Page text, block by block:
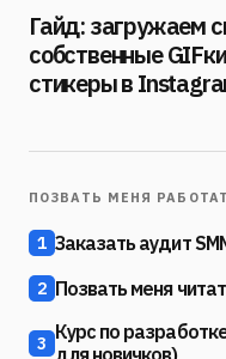
Гайд: загружаем
собственные
стикеры в
ПОЗВАТЬ МЕНЯ
1 Заказать аудит
2 Позвать меня
3 Курс по